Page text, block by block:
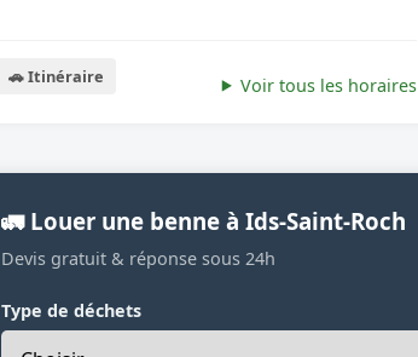
🚗 Itinéraire Voir tous les horaires
🚛 Louer une benne à Ids-Saint-Roch
Devis gratuit & réponse sous 24h
Type de déchets